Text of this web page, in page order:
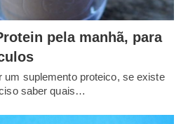
pela manhã, para
um suplemento proteico, se existe
saber quais…